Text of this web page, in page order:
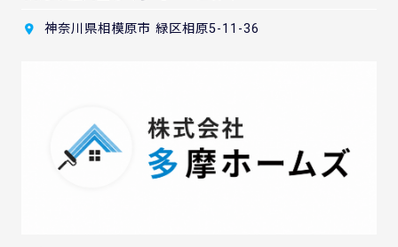
神奈川県相模原市 緑区相原5-11-36